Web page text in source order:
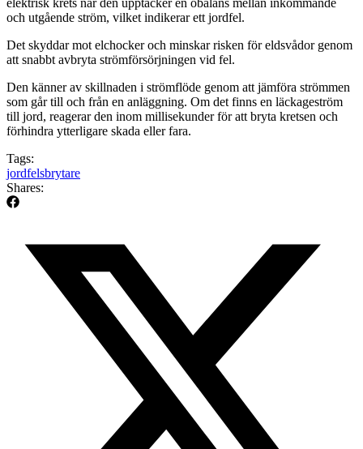
och utgående ström, vilket indikerar ett jordfel.
Det skyddar mot elchocker och minskar risken för eldsvådor genom
att snabbt avbryta strömförsörjningen vid fel.
Den känner av skillnaden i strömflöde genom att jämföra strömmen
som går till och från en anläggning. Om det finns en läckageström
till jord, reagerar den inom millisekunder för att bryta kretsen och
förhindra ytterligare skada eller fara.
Tags:
jordfelsbrytare
Shares: